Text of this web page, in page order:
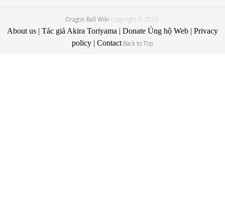
Dragon Ball Wiki Copyright © 2026.
About us| Tác giả Akira Toriyama | Donate Ủng hộ Web| Privacy
policy| Contact Back to Top